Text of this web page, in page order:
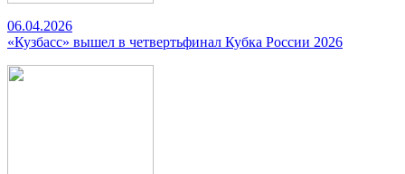
06.04.2026
«Кузбасс» вышел в четвертьфинал Кубка России 2026